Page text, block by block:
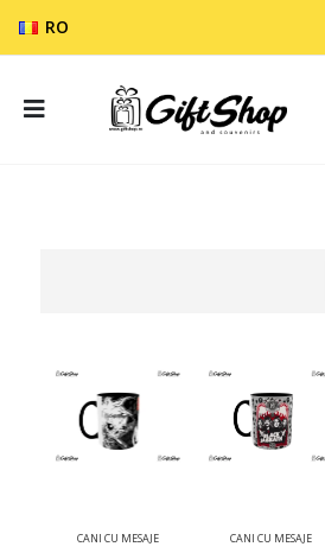
RO
CANI CU MESAJE CANI CU MESAJE